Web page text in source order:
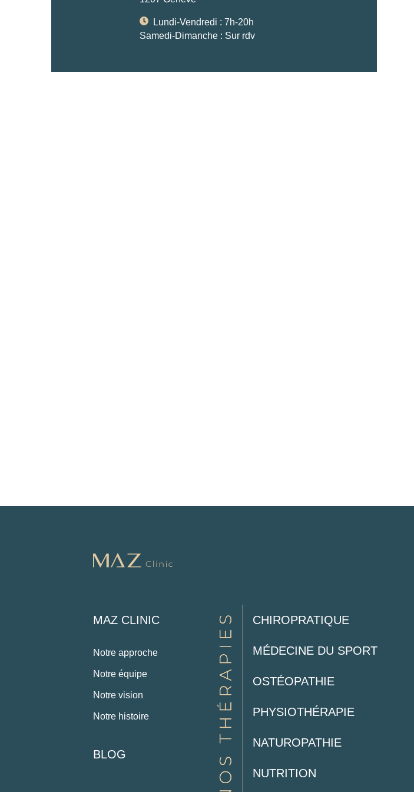
Lundi-Vendredi : 7h-20h
Samedi-Dimanche : Sur rdv
MAZ CLINIC
Notre approche
Notre équipe
Notre vision
Notre histoire
BLOG
CHIROPRATIQUE
MÉDECINE DU SPORT
OSTÉOPATHIE
PHYSIOTHÉRAPIE
NATUROPATHIE
NUTRITION